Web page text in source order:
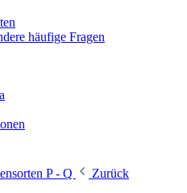
häufige Fragen
P - Q
Zurück